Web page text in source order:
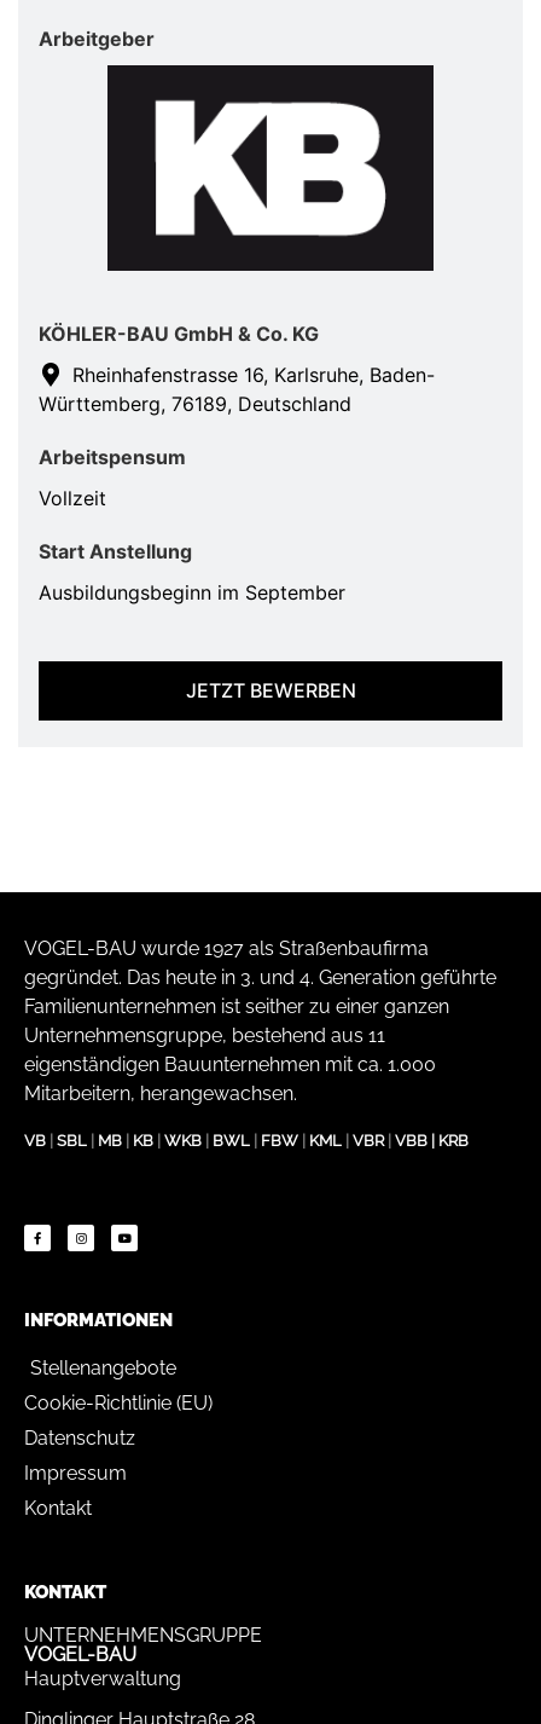
Arbeitgeber
KÖHLER-BAU GmbH & Co. KG
Rheinhafenstrasse 16, Karlsruhe, Baden-
Württemberg, 76189, Deutschland
Arbeitspensum
Vollzeit
Start Anstellung
Ausbildungsbeginn im September
JETZT BEWERBEN
VOGEL-BAU wurde 1927 als Straßenbaufirma
gegründet. Das heute in 3. und 4. Generation geführte
Familienunternehmen ist seither zu einer ganzen
Unternehmensgruppe, bestehend aus 11
eigenständigen Bauunternehmen mit ca. 1.000
Mitarbeitern, herangewachsen.
VB SBL MB KB WKB BWL FBW KML VBR| VBB KRB
INFORMATIONEN
Stellenangebote
Cookie-Richtlinie (EU)
Datenschutz
Impressum
Kontakt
KONTAKT
UNTERNEHMENSGRUPPE
VOGEL-BAU
Hauptverwaltung